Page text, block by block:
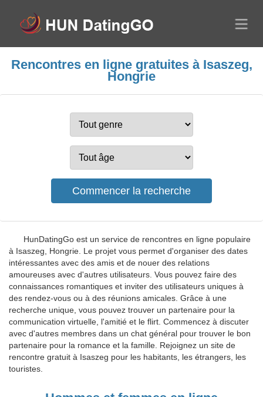
Rencontres en ligne gratuites à Isaszeg,
Hongrie
HunDatingGo est un service de rencontres en ligne populaire
à Isaszeg, Hongrie. Le projet vous permet d'organiser des dates
intéressantes avec des amis et de nouer des relations
amoureuses avec d'autres utilisateurs. Vous pouvez faire des
connaissances romantiques et inviter des utilisateurs uniques à
des rendez-vous ou à des réunions amicales. Grâce à une
recherche unique, vous pouvez trouver un partenaire pour la
communication virtuelle, l'amitié et le flirt. Commencez à discuter
avec d'autres membres dans un chat général pour trouver le bon
partenaire pour la romance et la famille. Rejoignez un site de
rencontre gratuit à Isaszeg pour les habitants, les étrangers, les
touristes.